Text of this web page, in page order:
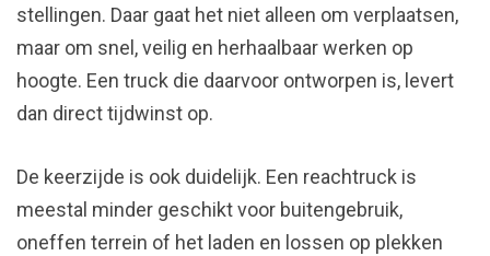
stellingen. Daar gaat het niet alleen om verplaatsen,
maar om snel, veilig en herhaalbaar werken op
hoogte. Een truck die daarvoor ontworpen is, levert
dan direct tijdwinst op.
De keerzijde is ook duidelijk. Een reachtruck is
meestal minder geschikt voor buitengebruik,
oneffen terrein of het laden en lossen op plekken